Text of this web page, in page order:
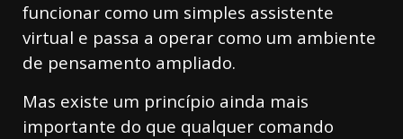
funcionar como um simples assistente
virtual e passa a operar como um ambiente
de pensamento ampliado.
Mas existe um princípio ainda mais
importante do que qualquer comando